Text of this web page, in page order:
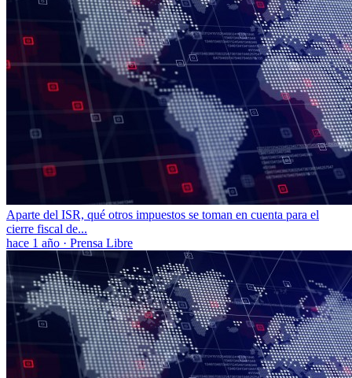
Aparte del ISR, qué otros impuestos se toman en cuenta para el
cierre fiscal de...
hace 1 año · Prensa Libre